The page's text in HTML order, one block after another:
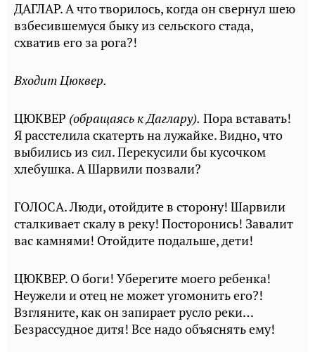
ДАГЛАР. А что творилось, когда он свернул шею
взбесившемуся быку из сельского стада,
схватив его за рога?!
Входит Цюквер.
ЦЮКВЕР (обращаясь к Даглару). Пора вставать!
Я расстелила скатерть на лужайке. Видно, что
выбились из сил. Перекусили бы кусочком
хлебушка. А Шарвили позвали?
ГОЛОСА. Люди, отойдите в сторону! Шарвили
сталкивает скалу в реку! Посторонись! Завалит
вас камнями! Отойдите подальше, дети!
ЦЮКВЕР. О боги! Уберегите моего ребенка!
Неужели и отец не может угомонить его?!
Взгляните, как он запирает русло реки…
Безрассудное дитя! Все надо объяснять ему!